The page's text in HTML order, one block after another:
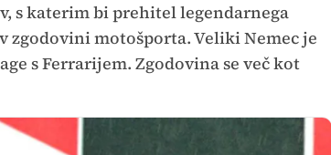
s katerim bi prehitel legendarnega
zgodovini motošporta. Veliki Nemec je
s Ferrarijem. Zgodovina se več kot